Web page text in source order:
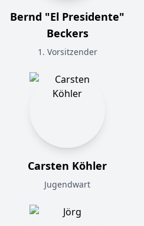
Bernd "El Presidente"
Beckers
1. Vorsitzender
Carsten Köhler
Jugendwart